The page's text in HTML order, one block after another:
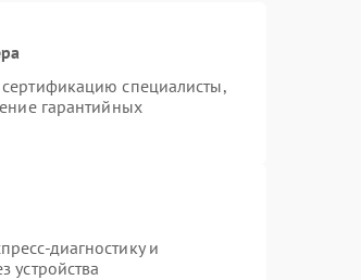
специалисты,
гарантийных
диагностику и
устройства